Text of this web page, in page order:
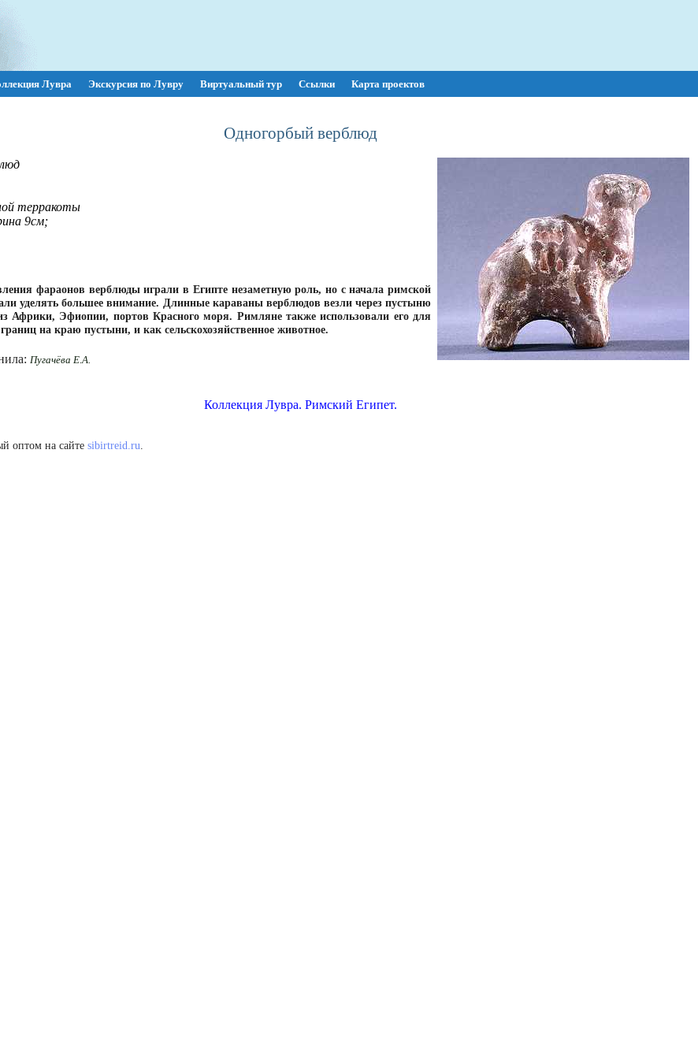
Лувра Экскурсия по Лувру Виртуальный тур Ссылки Карта проектов
Одногорбый верблюд
терракоты
9см;
фараонов верблюды играли в Египте незаметную роль, но с начала римской
уделять большее внимание. Длинные караваны верблюдов везли через пустыню
Африки, Эфиопии, портов Красного моря. Римляне также использовали его для
на краю пустыни, и как сельскохозяйственное животное.
Пугачёва Е.А.
Коллекция Лувра. Римский Египет.
оптом на сайте sibirtreid.ru